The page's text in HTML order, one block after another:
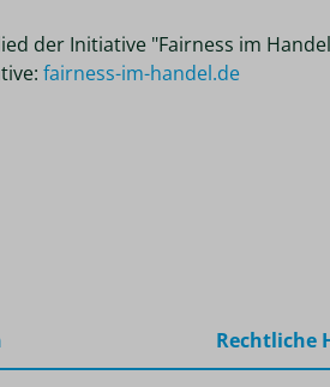
der Initiative "Fairness im
fairness-im-handel.de
Rechtliche